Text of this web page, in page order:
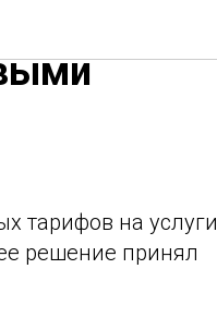
тарифов на услуги
решение принял